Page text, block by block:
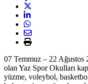
07 Temmuz – 22 Ağustos
olan Yaz Spor Okulları
yüzme, voleybol,